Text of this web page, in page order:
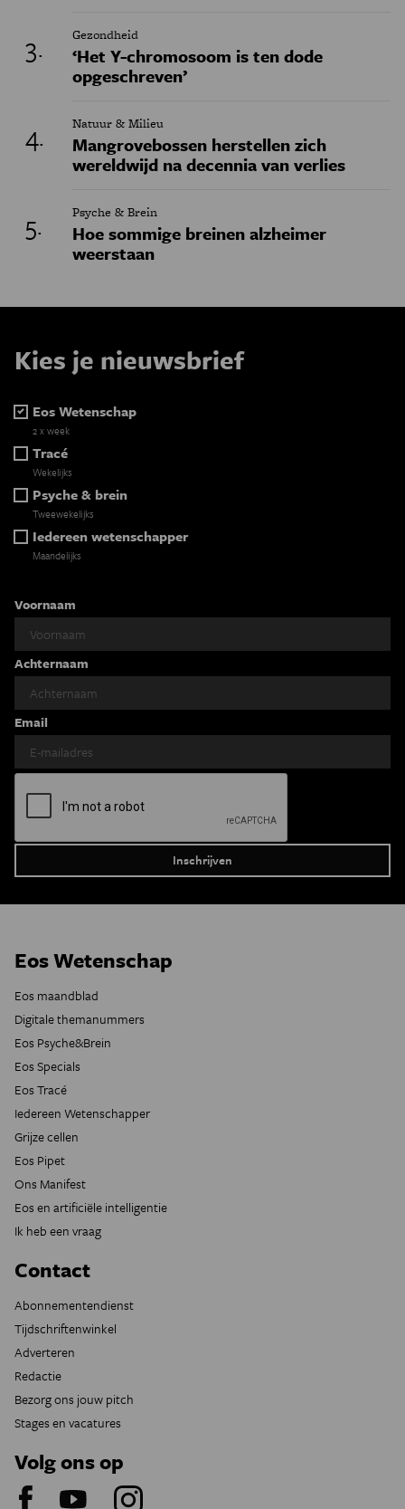
Gezondheid
‘Het Y-chromosoom is ten dode
opgeschreven’
Natuur & Milieu
Mangrovebossen herstellen zich
wereldwijd na decennia van verlies
Psyche & Brein
Hoe sommige breinen alzheimer
weerstaan
Kies je nieuwsbrief
Eos Wetenschap
2 x week
Tracé
Wekelijks
Psyche & brein
Tweewekelijks
Iedereen wetenschapper
Maandelijks
Voornaam
Achternaam
Email
Eos Wetenschap
Eos maandblad
Digitale themanummers
Eos Psyche&Brein
Eos Specials
Eos Tracé
Iedereen Wetenschapper
Grijze cellen
Eos Pipet
Ons Manifest
Eos en artificiële intelligentie
Ik heb een vraag
Contact
Abonnementendienst
Tijdschriftenwinkel
Adverteren
Redactie
Bezorg ons jouw pitch
Stages en vacatures
Volg ons op